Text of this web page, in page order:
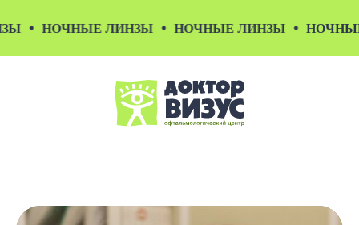
НОЧНЫЕ ЛИНЗЫ НОЧНЫЕ ЛИНЗЫ НОЧНЫЕ